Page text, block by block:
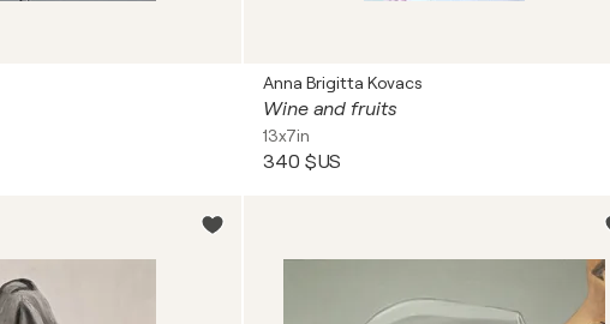
Anna Brigitta Kovacs
Wine and fruits
13x7in
340 $US